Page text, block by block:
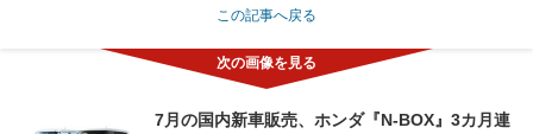
この記事へ戻る
7月の国内新車販売、ホンダ『N-BOX』3カ月連